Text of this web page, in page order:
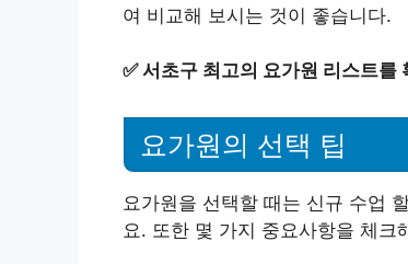
여 비교해 보시는 것이 좋습니다.
✅서초구 최고의 요가원 리스트를
요가원의 선택 팁
요가원을 선택할 때는 신규 수업
요. 또한 몇 가지 중요사항을 체크